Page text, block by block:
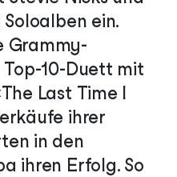
ein.
Grammy-
10-Duett mit
Last Time I
ihrer
in den
ihren Erfolg. So